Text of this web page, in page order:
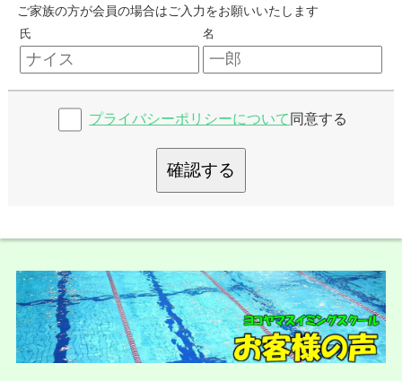
ご家族の方が会員の場合はご入力をお願いいたします
氏 名
プライバシーポリシーについて 同意する
確認する